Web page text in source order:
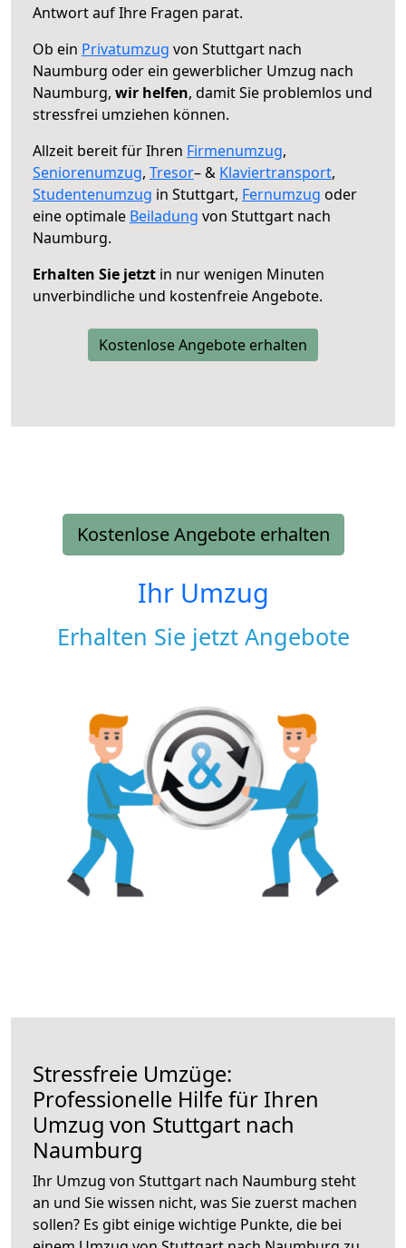
Antwort auf Ihre Fragen parat.
Ob ein Privatumzug von Stuttgart nach
Naumburg oder ein gewerblicher Umzug nach
Naumburg, wir helfen, damit Sie problemlos und
stressfrei umziehen können.
Allzeit bereit für Ihren Firmenumzug,
Seniorenumzug, Tresor– & Klaviertransport,
Studentenumzug in Stuttgart, Fernumzug oder
eine optimale Beiladung von Stuttgart nach
Naumburg.
Erhalten Sie jetzt in nur wenigen Minuten
unverbindliche und kostenfreie Angebote.
Kostenlose Angebote erhalten
Kostenlose Angebote erhalten
Ihr Umzug
Erhalten Sie jetzt Angebote
Stressfreie Umzüge:
Professionelle Hilfe für Ihren
Umzug von Stuttgart nach
Naumburg
Ihr Umzug von Stuttgart nach Naumburg steht
an und Sie wissen nicht, was Sie zuerst machen
sollen? Es gibt einige wichtige Punkte, die bei